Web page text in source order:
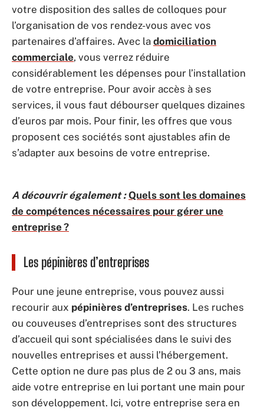
votre disposition des salles de colloques pour
l’organisation de vos rendez-vous avec vos
partenaires d’affaires. Avec la domiciliation
commerciale, vous verrez réduire
considérablement les dépenses pour l’installation
de votre entreprise. Pour avoir accès à ses
services, il vous faut débourser quelques dizaines
d’euros par mois. Pour finir, les offres que vous
proposent ces sociétés sont ajustables afin de
s’adapter aux besoins de votre entreprise.
A découvrir également : Quels sont les domaines
de compétences nécessaires pour gérer une
entreprise ?
Les pépinières d’entreprises
Pour une jeune entreprise, vous pouvez aussi
recourir aux pépinières d’entreprises. Les ruches
ou couveuses d’entreprises sont des structures
d’accueil qui sont spécialisées dans le suivi des
nouvelles entreprises et aussi l’hébergement.
Cette option ne dure pas plus de 2 ou 3 ans, mais
aide votre entreprise en lui portant une main pour
son développement. Ici, votre entreprise sera en